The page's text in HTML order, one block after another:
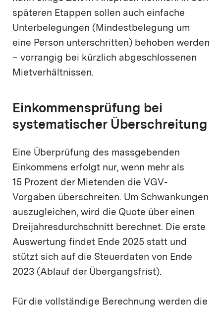
späteren Etappen sollen auch einfache
Unterbelegungen (Mindestbelegung um
eine Person unterschritten) behoben werden
– vorrangig bei kürzlich abgeschlossenen
Mietverhältnissen.
Einkommensprüfung bei
systematischer Überschreitung
Eine Überprüfung des massgebenden
Einkommens erfolgt nur, wenn mehr als
15 Prozent der Mietenden die VGV-
Vorgaben überschreiten. Um Schwankungen
auszugleichen, wird die Quote über einen
Dreijahresdurchschnitt berechnet. Die erste
Auswertung findet Ende 2025 statt und
stützt sich auf die Steuerdaten von Ende
2023 (Ablauf der Übergangsfrist).
Für die vollständige Berechnung werden die